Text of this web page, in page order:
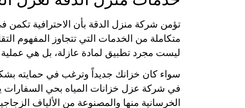
تؤمن شركة منزل الدقة بأن الاحترافية تكمن
متكاملة من الخدمات التي تتجاوز المفهوم
ليست مجرد تطبيق لمادة عازلة، بل هي عملية
سواء كان خزانك جديداً وترغب في حمايته
في شركة عزل خزانات المياه بحي السفارات
الخرسانية منها والمصنوعة من الألياف